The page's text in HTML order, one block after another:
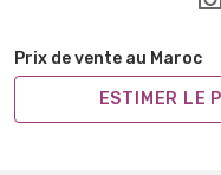
Prix de vente au Maroc
ESTIMER LE